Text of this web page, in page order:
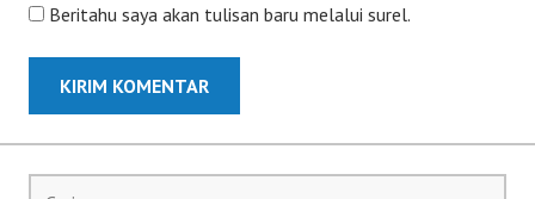
Beritahu saya akan tulisan baru melalui surel.